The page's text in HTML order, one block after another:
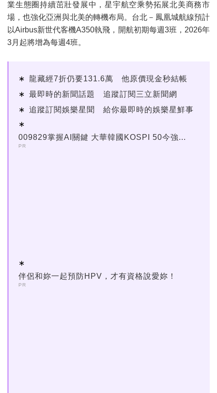
業生態圈持續茁壯發展中，星宇航空乘勢拓展北美商務市
場，也強化亞洲與北美的轉機布局。台北－鳳凰城航線預計
以Airbus新世代客機A350執飛，開航初期每週3班，2026年
3月起將增為每週4班。
龍藏經7折仍要131.6萬 他原價現金秒結帳
最即時的新聞話題 追蹤訂閱三立新聞網
追蹤訂閱娛樂星聞 給你最即時的娛樂星鮮事
009829掌握AI關鍵 大華韓國KOSPI 50今強...
PR
伴侶和妳一起預防HPV，才有資格說愛妳！
PR